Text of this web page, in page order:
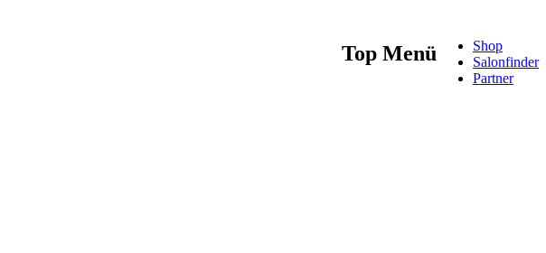
Top Menü
Shop
Salonfinder
Partner